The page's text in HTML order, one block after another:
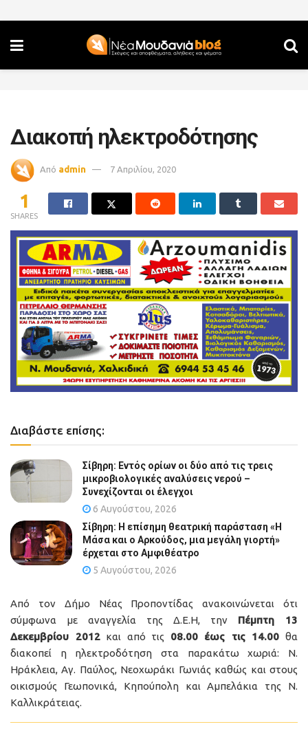
Διακοπή ηλεκτροδότησης
Από admin 7 Απριλίου, 2020
1
SHARES
Διαβάστε επίσης:
Σίβηρη: Εντός ορίων οι δύο από τις τρεις
μικροβιολογικές αναλύσεις νερού –
Συνεχίζονται οι έλεγχοι
6 Αυγούστου, 2026
Σίβηρη: Η επίσημη θεατρική παράσταση «Η
Μάσα και ο Αρκούδος, μια μεγάλη γιορτή»
έρχεται στο Αμφιθέατρο
5 Αυγούστου, 2026
Από τον Δήμο Νέας Προποντίδας ανακοινώνεται ότι
σύμφωνα με αναγγελία της Δ.Ε.Η, την Πέμπτη 13
Δεκεμβρίου 2012και από τις 08.00 έως τις 14.00 θα
διακοπεί η ηλεκτροδότηση στα παρακάτω χωριά: Ν.
Ηράκλεια, Αγ. Παύλος, Νεοχωράκι Γωνιάς καθώς και στους
οικισμούς Γεωπονικά, Κηπούπολη και Αμπελάκια της Ν.
Καλλικράτειας.